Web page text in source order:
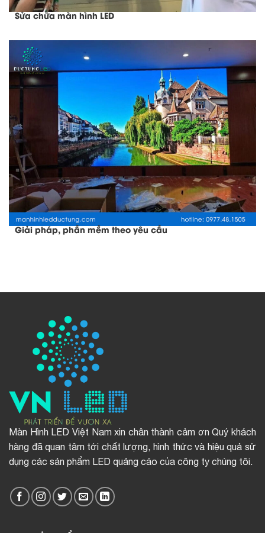
Sửa chữa màn hình LED
Giải pháp, phần mềm theo yêu cầu
Màn Hình LED Việt Nam xin chân thành cảm ơn Quý khách
hàng đã quan tâm tới chất lượng, hình thức và hiệu quả sử
dụng các sản phẩm LED quảng cáo của công ty chúng tôi.